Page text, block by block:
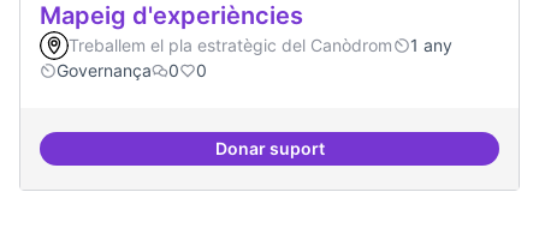
Mapeig d'experiències
Treballem el pla estratègic del Canòdrom
1 any
Governança
0 0
Donar suportMapeig d'experiències